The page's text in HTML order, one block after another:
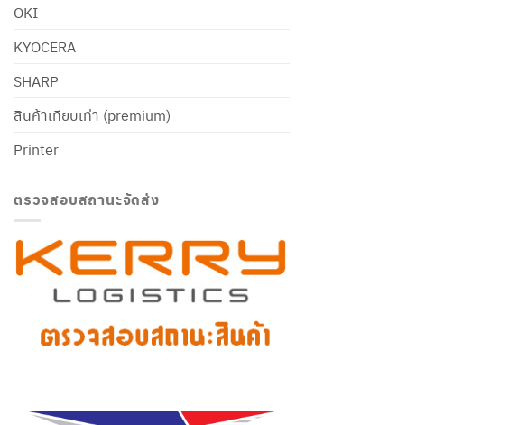
OKI
KYOCERA
SHARP
สินค้าเทียบเท่า (premium)
Printer
ตรวจสอบสถานะจัดส่ง